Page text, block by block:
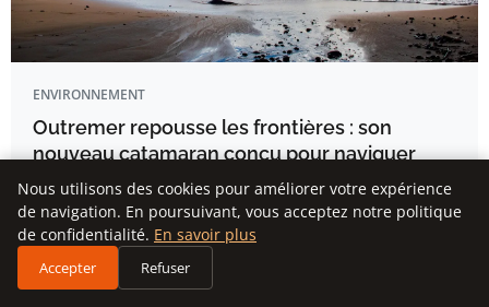
ENVIRONNEMENT
Outremer repousse les frontières : son
nouveau catamaran conçu pour naviguer
fièrement durant 40 ans
EN BREF Lancement en avant-première mondiale du
catamaran Outremer 48.
Nous utilisons des cookies pour améliorer votre expérience
de navigation. En poursuivant, vous acceptez notre politique
de confidentialité. En savoir plus
Accepter Refuser